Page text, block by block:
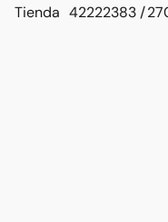
Tienda 42222383 /